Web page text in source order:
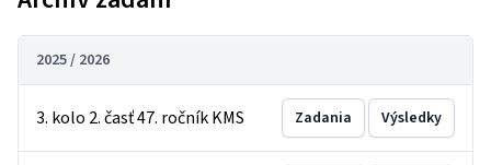
2025 / 2026
3. kolo 2. časť 47. ročník KMS Zadania Výsledky